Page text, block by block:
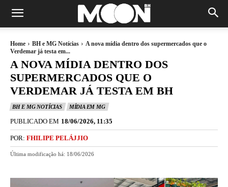
Home BH e MG Notícias
A nova mídia dentro dos supermercados que o
Verdemar já testa em...
A NOVA MÍDIA DENTRO DOS
SUPERMERCADOS QUE O
VERDEMAR JÁ TESTA EM BH
BH E MG NOTÍCIAS MÍDIA EM MG
PUBLICADO EM 18/06/2026, 11:35
POR: FHILIPE PELÁJJIO
Última modificação há: 18/06/2026